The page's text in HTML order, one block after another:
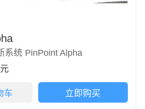
系统 PinPoint Alpha
元
车 立即购买